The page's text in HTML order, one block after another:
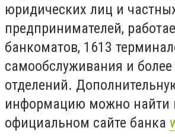
юридических лиц и
предпринимателей,
банкоматов, 1613
самообслуживания и более
отделений.
информацию можно найти
официальном сайте банка